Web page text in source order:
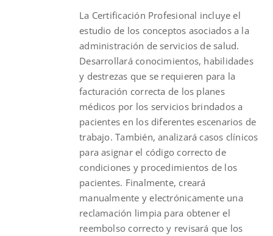
La Certificación Profesional incluye el
estudio de los conceptos asociados a la
administración de servicios de salud.
Desarrollará conocimientos, habilidades
y destrezas que se requieren para la
facturación correcta de los planes
médicos por los servicios brindados a
pacientes en los diferentes escenarios de
trabajo. También, analizará casos clínicos
para asignar el código correcto de
condiciones y procedimientos de los
pacientes. Finalmente, creará
manualmente y electrónicamente una
reclamación limpia para obtener el
reembolso correcto y revisará que los